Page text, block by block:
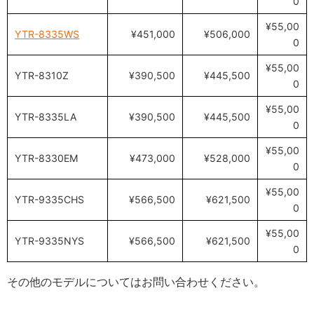
YTR-8335WS ¥451,000 ¥506,000
¥55,00
0
YTR-8310Z ¥390,500 ¥445,500
¥55,00
0
YTR-8335LA ¥390,500 ¥445,500
¥55,00
0
YTR-8330EM ¥473,000 ¥528,000
¥55,00
0
YTR-9335CHS ¥566,500 ¥621,500
¥55,00
0
YTR-9335NYS ¥566,500 ¥621,500
¥55,00
0
その他のモデルについてはお問い合わせください。